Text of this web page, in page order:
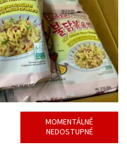
MOMENTÁLNĚ
NEDOSTUPNÉ